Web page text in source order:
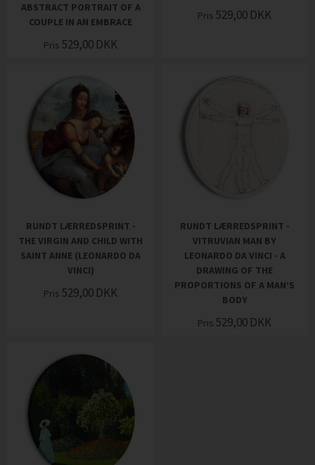
ABSTRACT PORTRAIT OF A
COUPLE IN AN EMBRACE
Pris 529,00 DKK
Pris 529,00 DKK
RUNDT LÆRREDSPRINT -
THE VIRGIN AND CHILD WITH
SAINT ANNE (LEONARDO DA
VINCI)
Pris 529,00 DKK
RUNDT LÆRREDSPRINT -
VITRUVIAN MAN BY
LEONARDO DA VINCI - A
DRAWING OF THE
PROPORTIONS OF A MAN’S
BODY
Pris 529,00 DKK